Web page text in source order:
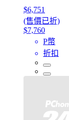
$6,751
(售價已折)
$7,760
P幣
折扣